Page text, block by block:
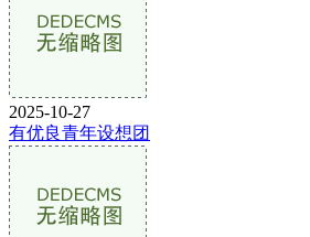
2025-10-27
有优良青年设想团